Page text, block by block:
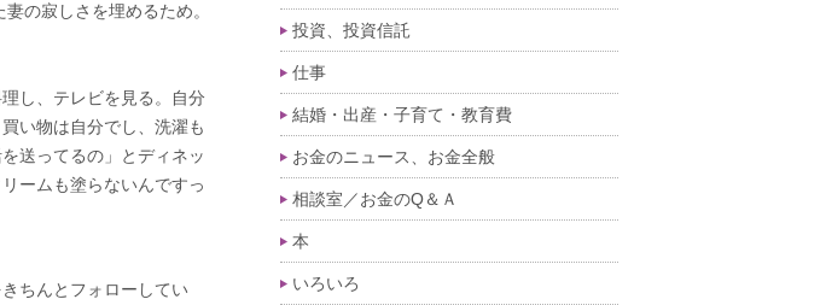
の寂しさを埋めるため。
し、テレビを見る。自分
い物は自分でし、洗濯も
送ってるの」とディネッ
ームも塗らないんですっ
ちんとフォローしてい
投資、投資信託
仕事
結婚・出産・子育て・教育費
お金のニュース、お金全般
相談室／お金のQ＆Ａ
本
いろいろ